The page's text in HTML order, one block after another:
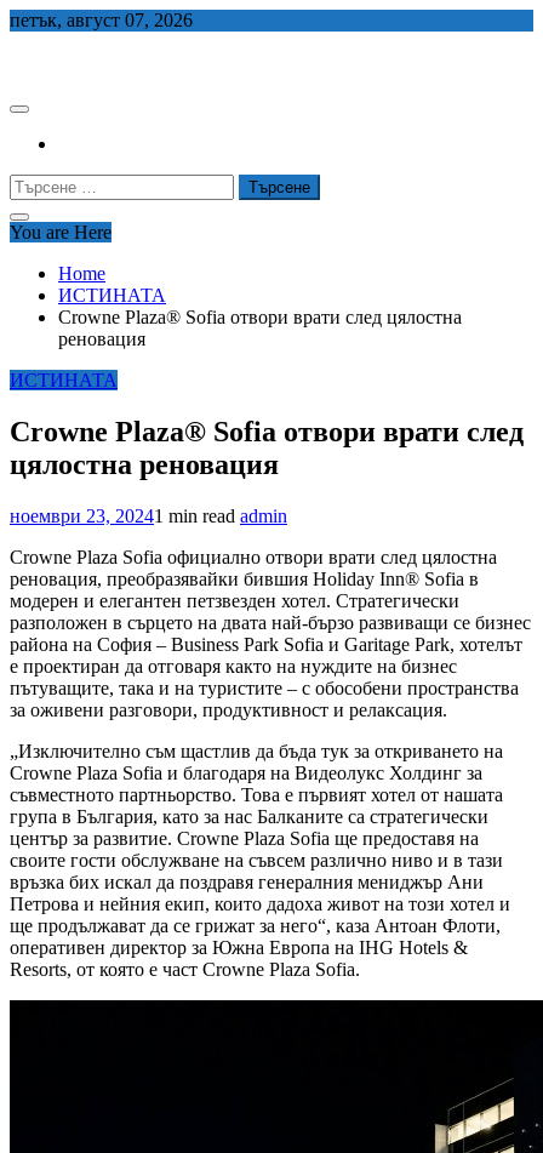
Skip
петък, август 07, 2026
Търсене
за:
You are Here
Home
ИСТИНАТА
Crowne Plaza® Sofia отвори врати след цялостна
реновация
ИСТИНАТА
Crowne Plaza® Sofia отвори врати след
цялостна реновация
ноември 23, 20241 min read admin
Crowne Plaza Sofia официално отвори врати след цялостна
реновация, преобразявайки бившия Holiday Inn® Sofia в
модерен и елегантен петзвезден хотел. Стратегически
разположен в сърцето на двата най-бързо развиващи се бизнес
района на София – Business Park Sofia и Garitage Park, хотелът
е проектиран да отговаря както на нуждите на бизнес
пътуващите, така и на туристите – с обособени пространства
за оживени разговори, продуктивност и релаксация.
„Изключително съм щастлив да бъда тук за откриването на
Crowne Plaza Sofia и благодаря на Видеолукс Холдинг за
съвместното партньорство. Това е първият хотел от нашата
група в България, като за нас Балканите са стратегически
център за развитие. Crowne Plaza Sofia ще предоставя на
своите гости обслужване на съвсем различно ниво и в тази
връзка бих искал да поздравя генералния мениджър Ани
Петрова и нейния екип, които дадоха живот на този хотел и
ще продължават да се грижат за него“, каза Антоан Флоти,
оперативен директор за Южна Европа на IHG Hotels &
Resorts, от която е част Crowne Plaza Sofia.